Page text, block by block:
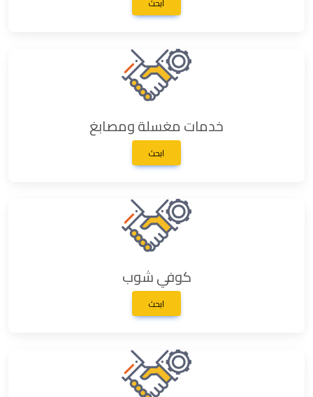
ابحث
خدمات مغسلة ومصابغ
ابحث
كوفي شوب
ابحث